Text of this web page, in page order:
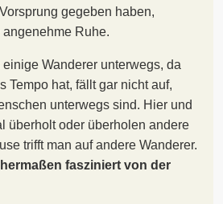
gegeben haben,
Ruhe.
Wanderer unterwegs, da
Tempo hat, fällt gar nicht auf,
unterwegs sind. Hier und
überholt oder überholen andere
trifft man auf andere Wanderer.
fasziniert von der